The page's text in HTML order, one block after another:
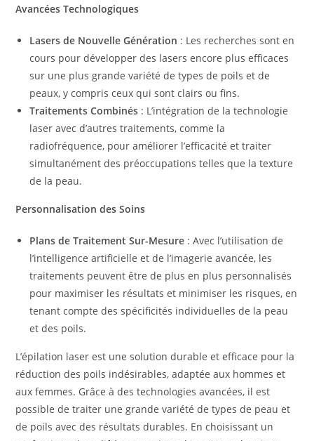
Avancées Technologiques
Lasers de Nouvelle Génération : Les recherches sont en
cours pour développer des lasers encore plus efficaces
sur une plus grande variété de types de poils et de
peaux, y compris ceux qui sont clairs ou fins.
Traitements Combinés : L’intégration de la technologie
laser avec d’autres traitements, comme la
radiofréquence, pour améliorer l’efficacité et traiter
simultanément des préoccupations telles que la texture
de la peau.
Personnalisation des Soins
Plans de Traitement Sur-Mesure : Avec l’utilisation de
l’intelligence artificielle et de l’imagerie avancée, les
traitements peuvent être de plus en plus personnalisés
pour maximiser les résultats et minimiser les risques, en
tenant compte des spécificités individuelles de la peau
et des poils.
L’épilation laser est une solution durable et efficace pour la
réduction des poils indésirables, adaptée aux hommes et
aux femmes. Grâce à des technologies avancées, il est
possible de traiter une grande variété de types de peau et
de poils avec des résultats durables. En choisissant un